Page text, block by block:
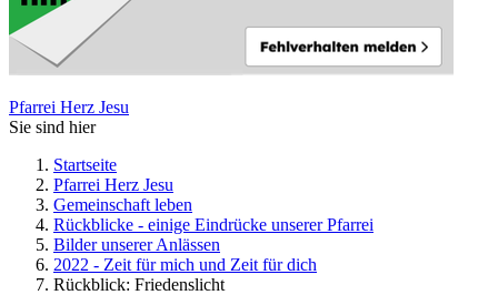
Pfarrei Herz Jesu
Sie sind hier
Startseite
Pfarrei Herz Jesu
Gemeinschaft leben
Rückblicke - einige Eindrücke unserer Pfarrei
Bilder unserer Anlässen
2022 - Zeit für mich und Zeit für dich
Rückblick: Friedenslicht